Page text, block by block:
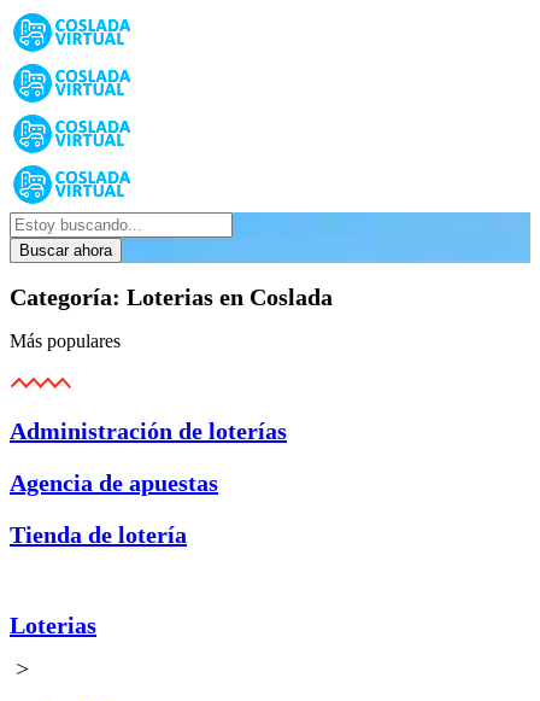
Buscar ahora
Categoría: Loterias en Coslada
Más populares
Administración de loterías
Agencia de apuestas
Tienda de lotería
Loterias
>